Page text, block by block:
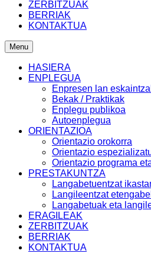
ZERBITZUAK
BERRIAK
KONTAKTUA
Menu
HASIERA
ENPLEGUA
Enpresen lan
Bekak / Praktikak
Enplegu publikoa
Autoenplegua
ORIENTAZIOA
Orientazio orokorra
Orientazio
Orientazio programa
PRESTAKUNTZA
Langabetuentzat
Langileentzat
Langabetuak eta
ERAGILEAK
ZERBITZUAK
BERRIAK
KONTAKTUA